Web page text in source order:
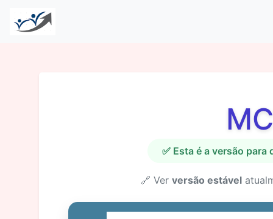
✅ Esta é a versão
🔗 Ver versão estável